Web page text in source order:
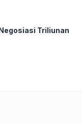
Triliunan